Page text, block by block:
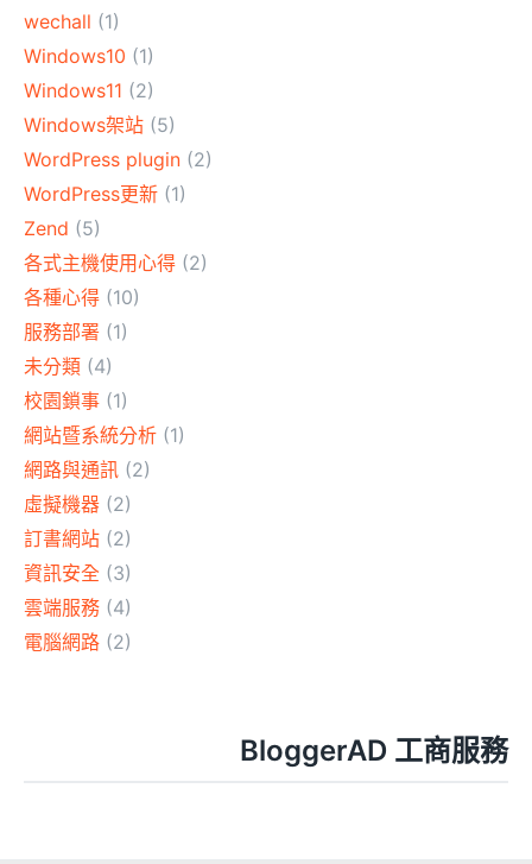
wechall (1)
Windows10 (1)
Windows11 (2)
Windows架站 (5)
WordPress plugin (2)
WordPress更新 (1)
Zend (5)
各式主機使用心得 (2)
各種心得 (10)
服務部署 (1)
未分類 (4)
校園鎖事 (1)
網站暨系統分析 (1)
網路與通訊 (2)
虛擬機器 (2)
訂書網站 (2)
資訊安全 (3)
雲端服務 (4)
電腦網路 (2)
BloggerAD 工商服務